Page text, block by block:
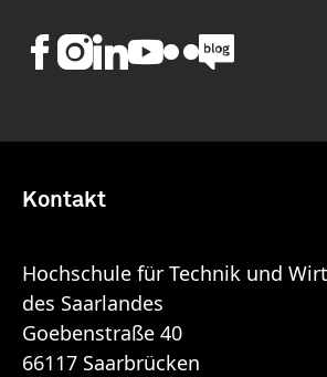
Kontakt
Hochschule für Technik und
des Saarlandes
Goebenstraße 40
66117 Saarbrücken